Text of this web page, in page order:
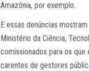
Amazônia, por exemplo.
E essas denúncias
Ministério da Ciência,
comissionados para os
carentes de gestores